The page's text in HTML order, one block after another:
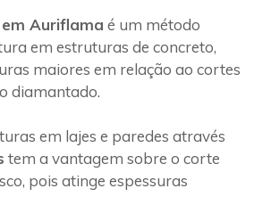
Auriflama é um método
em estruturas de concreto,
maiores em relação ao cortes
diamantado.
em lajes e paredes através
tem a vantagem sobre o corte
pois atinge espessuras